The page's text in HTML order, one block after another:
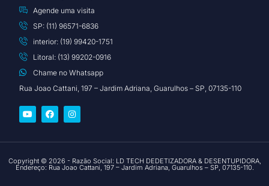
Agende uma visita
SP: (11) 96571-6836
interior: (19) 99420-1751
Litoral: (13) 99202-0916
Chame no Whatsapp
Rua Joao Cattani, 197 – Jardim Adriana, Guarulhos – SP, 07135-110
Copyright © 2026 - Razão Social: LD TECH DEDETIZADORA & DESENTUPIDORA,
Endereço: Rua Joao Cattani, 197 – Jardim Adriana, Guarulhos – SP, 07135-110.